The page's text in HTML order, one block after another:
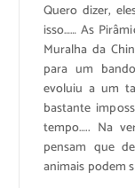
Quero dizer,
isso…… As
Muralha da
para um
evoluiu a um
bastante
tempo….. Na
pensam que
animais podem